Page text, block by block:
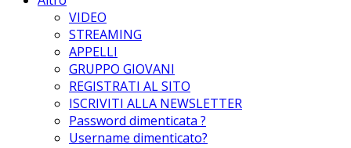
VIDEO
STREAMING
APPELLI
GRUPPO GIOVANI
REGISTRATI AL SITO
ISCRIVITI ALLA NEWSLETTER
Password dimenticata ?
Username dimenticato?